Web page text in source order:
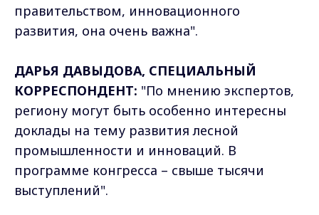
правительством, инновационного
развития, она очень важна".
ДАРЬЯ ДАВЫДОВА, СПЕЦИАЛЬНЫЙ
КОРРЕСПОНДЕНТ: "По мнению экспертов,
региону могут быть особенно интересны
доклады на тему развития лесной
промышленности и инноваций. В
программе конгресса – свыше тысячи
выступлений".